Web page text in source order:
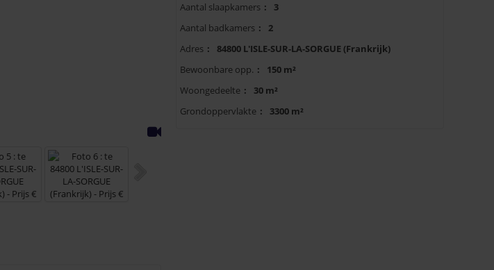
Aantal slaapkamers :
3
Aantal badkamers :
2
Adres :
84800 L'ISLE-SUR-LA-SORGUE (Frankrijk)
Bewoonbare opp. :
150 m²
Woongedeelte :
30 m²
Grondoppervlakte : 3300 m²